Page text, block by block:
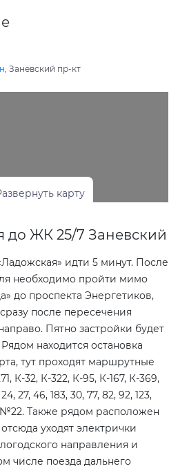
, Заневский пр-кт
карту
до ЖК 25/7 Заневский
идти 5 минут. После
необходимо пройти мимо
до проспекта Энергетиков,
после пересечения
Пятно застройки будет
находится остановка
тут проходят маршрутные
К-32, К-322, К-95, К-167, К-369,
27, 46, 183, 30, 77, 82, 92, 123,
№22. Также рядом расположен
уходят электрички
направления и
числе поезда дальнего